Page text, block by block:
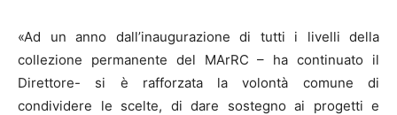
«Ad un anno dall’inaugurazione di tutti i livelli della
collezione permanente del MArRC – ha continuato il
Direttore- si è rafforzata la volontà comune di
condividere le scelte, di dare sostegno ai progetti e